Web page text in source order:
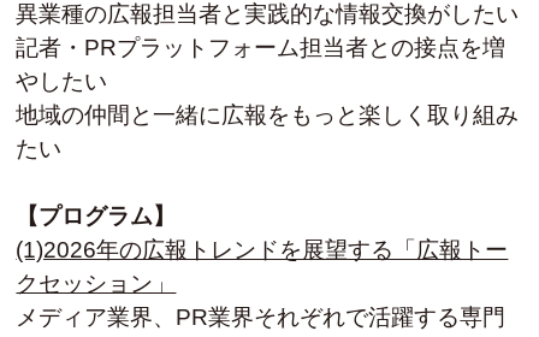
異業種の広報担当者と実践的な情報交換がしたい
記者・PRプラットフォーム担当者との接点を増
やしたい
地域の仲間と一緒に広報をもっと楽しく取り組み
たい
【プログラム】
(1)2026年の広報トレンドを展望する「広報トー
クセッション」
メディア業界、PR業界それぞれで活躍する専門